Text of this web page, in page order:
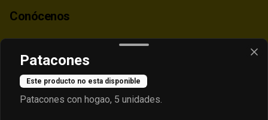
Conócenos
Despacho
Términos y condiciones
Patacones
Este producto no esta disponible
Patacones con hogao, 5 unidades.